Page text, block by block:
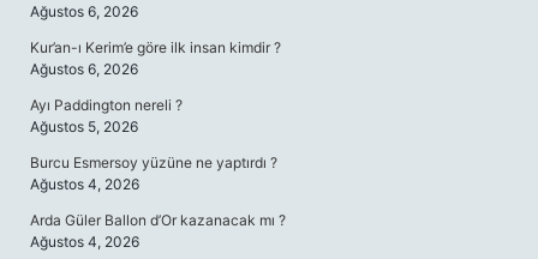
Ağustos 6, 2026
Kur’an-ı Kerim’e göre ilk insan kimdir ?
Ağustos 6, 2026
Ayı Paddington nereli ?
Ağustos 5, 2026
Burcu Esmersoy yüzüne ne yaptırdı ?
Ağustos 4, 2026
Arda Güler Ballon d’Or kazanacak mı ?
Ağustos 4, 2026